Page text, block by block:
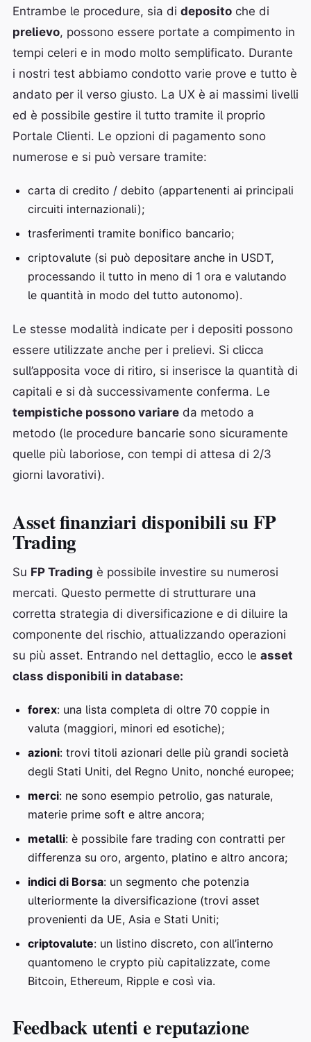
Entrambe le procedure, sia di deposito che di
prelievo, possono essere portate a compimento in
tempi celeri e in modo molto semplificato. Durante
i nostri test abbiamo condotto varie prove e tutto è
andato per il verso giusto. La UX è ai massimi livelli
ed è possibile gestire il tutto tramite il proprio
Portale Clienti. Le opzioni di pagamento sono
numerose e si può versare tramite:
carta di credito / debito (appartenenti ai principali
circuiti internazionali);
trasferimenti tramite bonifico bancario;
criptovalute (si può depositare anche in USDT,
processando il tutto in meno di 1 ora e valutando
le quantità in modo del tutto autonomo).
Le stesse modalità indicate per i depositi possono
essere utilizzate anche per i prelievi. Si clicca
sull’apposita voce di ritiro, si inserisce la quantità di
capitali e si dà successivamente conferma. Le
tempistiche possono variare da metodo a
metodo (le procedure bancarie sono sicuramente
quelle più laboriose, con tempi di attesa di 2/3
giorni lavorativi).
Asset finanziari disponibili su FP
Trading
Su FP Trading è possibile investire su numerosi
mercati. Questo permette di strutturare una
corretta strategia di diversificazione e di diluire la
componente del rischio, attualizzando operazioni
su più asset. Entrando nel dettaglio, ecco le asset
class disponibili in database:
forex: una lista completa di oltre 70 coppie in
valuta (maggiori, minori ed esotiche);
azioni: trovi titoli azionari delle più grandi società
degli Stati Uniti, del Regno Unito, nonché europee;
merci: ne sono esempio petrolio, gas naturale,
materie prime soft e altre ancora;
metalli: è possibile fare trading con contratti per
differenza su oro, argento, platino e altro ancora;
indici di Borsa: un segmento che potenzia
ulteriormente la diversificazione (trovi asset
provenienti da UE, Asia e Stati Uniti;
criptovalute: un listino discreto, con all’interno
quantomeno le crypto più capitalizzate, come
Bitcoin, Ethereum, Ripple e così via.
Feedback utenti e reputazione